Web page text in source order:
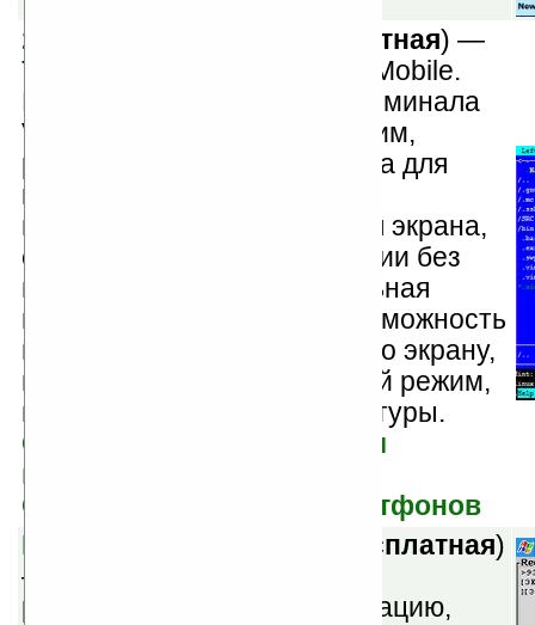
zaTelnet Light v1.7
бесплатная) —
Telnet-клиент для Windows Mobile.
Возможности: эмуляция терминала
VT100, полноэкранный режим,
различные размеры шрифта для
консоли, вертикальная и
горизонтальная ориентация экрана,
смена шрифтов и ориентации без
выхода из сессии, специальная
плавающая клавиатура, возможность
перемещения клавиатуры по экрану,
прозрачный и непрозрачный режим,
изменение размера клавиатуры.
Скачать версию для КПК и
коммуникаторов
Скачать версию для смартфонов
PocketDAQ v1.88.1581
бесплатная)
— позволяет исследовать в
реальном времени информацию,